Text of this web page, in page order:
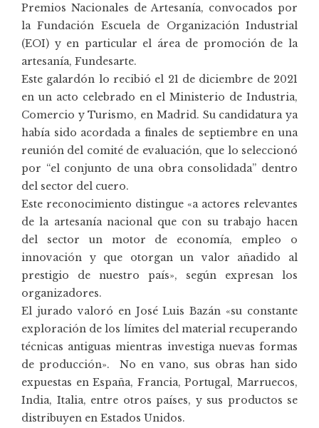
Premios Nacionales de Artesanía, convocados por
la Fundación Escuela de Organización Industrial
(EOI) y en particular el área de promoción de la
artesanía, Fundesarte.
Este galardón lo recibió el 21 de diciembre de 2021
en un acto celebrado en el Ministerio de Industria,
Comercio y Turismo, en Madrid. Su candidatura ya
había sido acordada a finales de septiembre en una
reunión del comité de evaluación, que lo seleccionó
por “el conjunto de una obra consolidada” dentro
del sector del cuero.
Este reconocimiento distingue «a actores relevantes
de la artesanía nacional que con su trabajo hacen
del sector un motor de economía, empleo o
innovación y que otorgan un valor añadido al
prestigio de nuestro país», según expresan los
organizadores.
El jurado valoró en José Luis Bazán «su constante
exploración de los límites del material recuperando
técnicas antiguas mientras investiga nuevas formas
de producción». No en vano, sus obras han sido
expuestas en España, Francia, Portugal, Marruecos,
India, Italia, entre otros países, y sus productos se
distribuyen en Estados Unidos.